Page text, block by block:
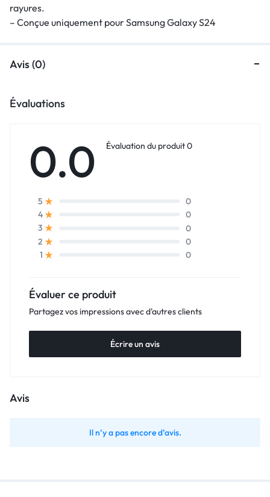
rayures.
– Conçue uniquement pour Samsung Galaxy S24
Avis (0)
Évaluations
0.0 Évaluation du produit 0
5
0
4
0
3
0
2
0
1
0
Évaluer ce produit
Partagez vos impressions avec d'autres clients
Écrire un avis
Avis
Il n’y a pas encore d’avis.